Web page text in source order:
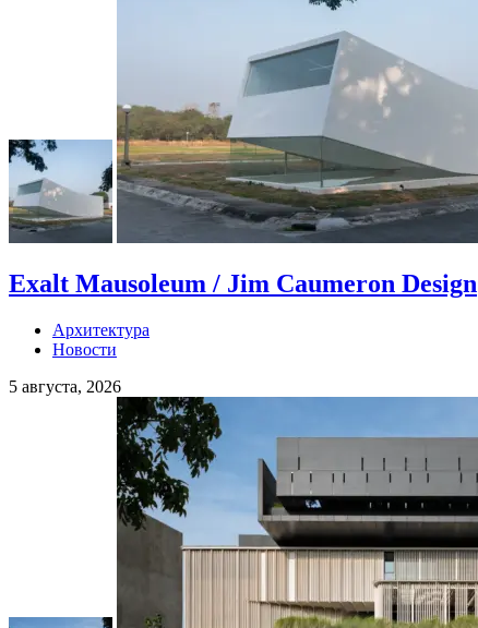
Exalt Mausoleum / Jim Caumeron Design
Архитектура
Новости
5 августа, 2026